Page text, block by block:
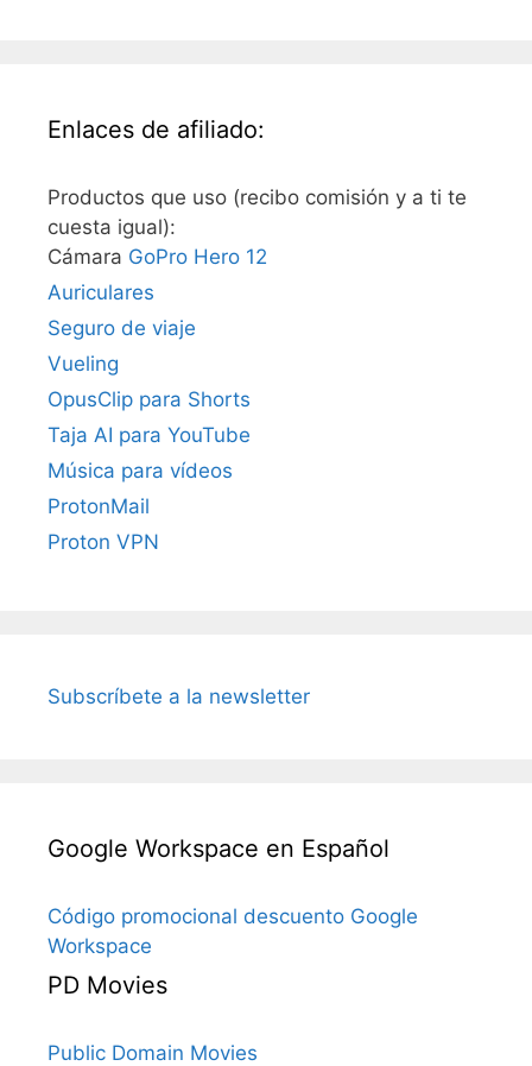
Enlaces de afiliado:
Productos que uso (recibo comisión y a ti te
cuesta igual):
Cámara GoPro Hero 12
Auriculares
Seguro de viaje
Vueling
OpusClip para Shorts
Taja AI para YouTube
Música para vídeos
ProtonMail
Proton VPN
Subscríbete a la newsletter
Google Workspace en Español
Código promocional descuento Google
Workspace
PD Movies
Public Domain Movies